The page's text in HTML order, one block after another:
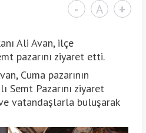
- A +
Ali Avan, ilçe
pazarını ziyaret etti.
Cuma pazarının
Semt Pazarını ziyaret
vatandaşlarla buluşarak